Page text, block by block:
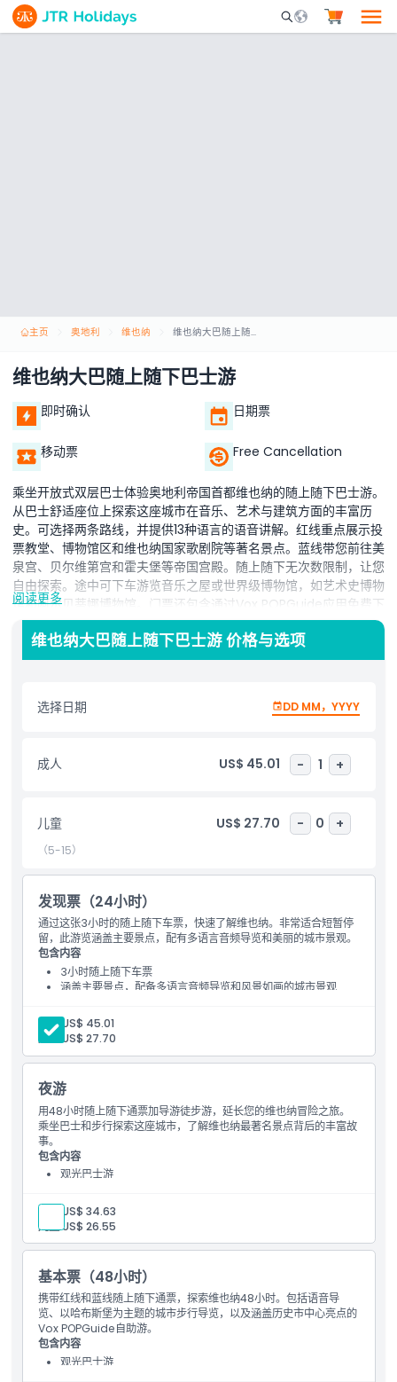
Mobile Search
主页 奥地利 维也纳 维也纳大巴随上随下巴士游
维也纳大巴随上随下巴士游
即时确认 日期票
移动票 Free Cancellation
乘坐开放式双层巴士体验奥地利帝国首都维也纳的随上随下巴士游。
从巴士舒适座位上探索这座城市在音乐、艺术与建筑方面的丰富历
史。可选择两条路线，并提供13种语言的语音讲解。红线重点展示投
票教堂、博物馆区和维也纳国家歌剧院等著名景点。蓝线带您前往美
泉宫、贝尔维第宫和霍夫堡等帝国宫殿。随上随下无次数限制，让您
自由探索。途中可下车游览音乐之屋或世界级博物馆，如艺术史博物
馆和阿尔贝蒂娜博物馆。门票还包含通过Vox POPGuide应用免费下
载的步行游览，该应用提供关于维也纳历史社区及其迷人过去的详细
解说，帮助您深入了解这座城市文化。这种游览方式灵活便捷，适合
首次来到维也纳或希望轻松体验音乐之城的游客。
亮点
包含项
儿童成人政策
排除项
营业时间
需要了解的事项
位置
取消政策
阅读更多
维也纳大巴随上随下巴士游 价格与选项
选择日期 DD MM，YYYY
成人 US$ 45.01 - 1 +
儿童 US$ 27.70 - 0 +
（5-15）
发现票（24小时）
通过这张3小时的随上随下车票，快速了解维也纳。非常适合短暂停
留，此游览涵盖主要景点，配有多语言音频导览和美丽的城市景观。
包含内容
3小时随上随下车票
涵盖主要景点，配备多语言音频导览和风景如画的城市景观
成人: US$ 45.01
儿童:
US$ 27.70
夜游
用48小时随上随下通票加导游徒步游，延长您的维也纳冒险之旅。
乘坐巴士和步行探索这座城市，了解维也纳最著名景点背后的丰富故
事。
包含内容
观光巴士游
成人: US$ 34.63
儿童:US$ 26.55
基本票（48小时）
携带红线和蓝线随上随下通票，探索维也纳48小时。包括语音导
览、以哈布斯堡为主题的城市步行导览，以及涵盖历史市中心亮点的
Vox POPGuide自助游。
包含内容
观光巴士游